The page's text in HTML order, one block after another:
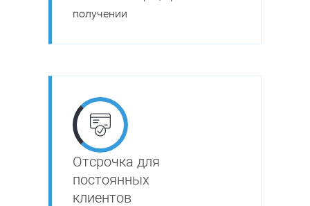
получении
Отсрочка для
постоянных
клиентов